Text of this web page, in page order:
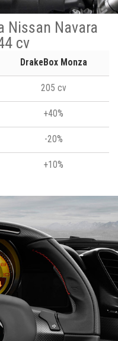
Nissan Navara
cv
DrakeBox Monza
205 cv
+40%
-20%
+10%